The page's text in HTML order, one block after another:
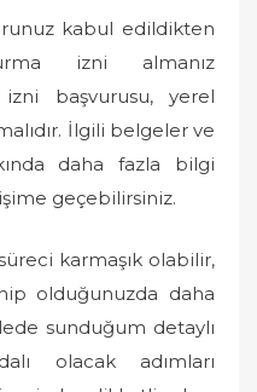
kabul edildikten
izni almanız
başvurusu, yerel
İlgili belgeler ve
daha fazla bilgi
geçebilirsiniz.
karmaşık olabilir,
olduğunuzda daha
sunduğum detaylı
olacak adımları